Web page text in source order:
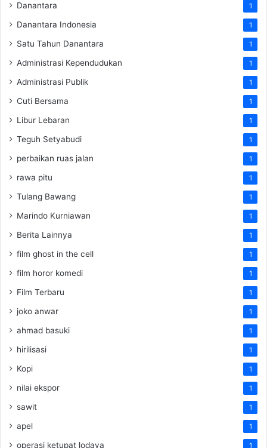
Danantara 1
Danantara Indonesia 1
Satu Tahun Danantara 1
Administrasi Kependudukan 1
Administrasi Publik 1
Cuti Bersama 1
Libur Lebaran 1
Teguh Setyabudi 1
perbaikan ruas jalan 1
rawa pitu 1
Tulang Bawang 1
Marindo Kurniawan 1
Berita Lainnya 1
film ghost in the cell 1
film horor komedi 1
Film Terbaru 1
joko anwar 1
ahmad basuki 1
hirilisasi 1
Kopi 1
nilai ekspor 1
sawit 1
apel 1
operasi ketupat lodaya 1